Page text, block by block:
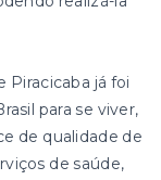
Piracicaba já foi
para se viver,
de qualidade de
de saúde,